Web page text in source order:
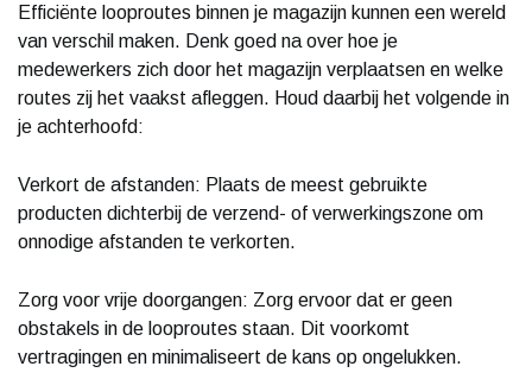
Efficiënte looproutes binnen je magazijn kunnen een wereld
van verschil maken. Denk goed na over hoe je
medewerkers zich door het magazijn verplaatsen en welke
routes zij het vaakst afleggen. Houd daarbij het volgende in
je achterhoofd:
Verkort de afstanden: Plaats de meest gebruikte
producten dichterbij de verzend- of verwerkingszone om
onnodige afstanden te verkorten.
Zorg voor vrije doorgangen: Zorg ervoor dat er geen
obstakels in de looproutes staan. Dit voorkomt
vertragingen en minimaliseert de kans op ongelukken.